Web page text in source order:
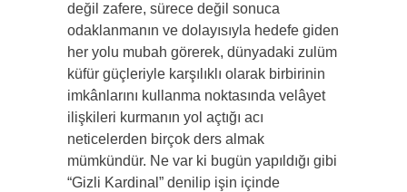
değil zafere, sürece değil sonuca
odaklanmanın ve dolayısıyla hedefe giden
her yolu mubah görerek, dünyadaki zulüm
küfür güçleriyle karşılıklı olarak birbirinin
imkânlarını kullanma noktasında velâyet
ilişkileri kurmanın yol açtığı acı
neticelerden birçok ders almak
mümkündür. Ne var ki bugün yapıldığı gibi
“Gizli Kardinal” denilip işin içinde